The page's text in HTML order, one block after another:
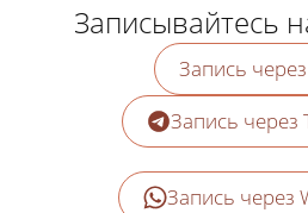
Записывайтесь
Запись
Запись через
Запись через